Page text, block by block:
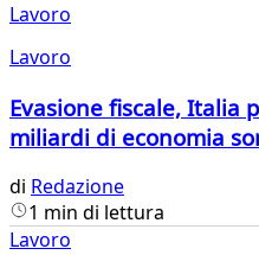
Lavoro
Lavoro
Evasione fiscale, Italia
miliardi di economia
di Redazione
1 min di lettura
Lavoro